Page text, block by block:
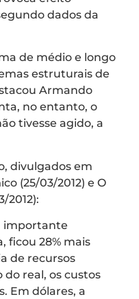
dados da
de médio e longo
estruturais de
Armando
no entanto, o
tivesse agido, a
divulgados em
(25/03/2012) e O
2012):
importante
ficou 28% mais
de recursos
do real, os custos
Em dólares, a